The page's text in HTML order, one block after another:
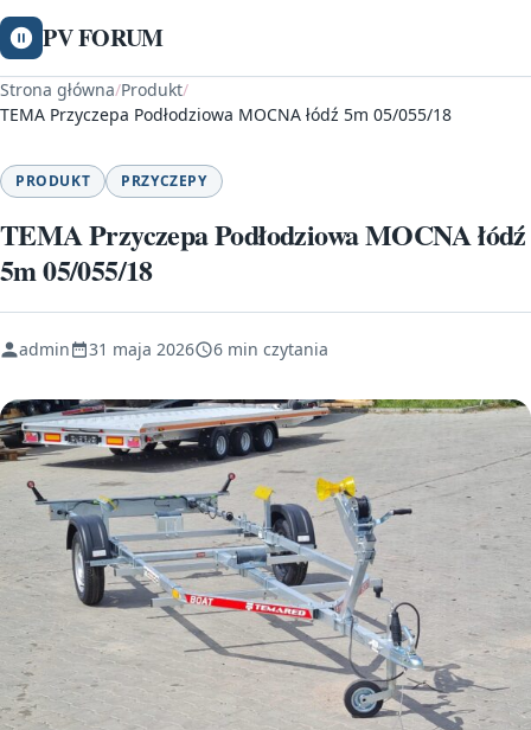
PV FORUM
Strona główna/Produkt/
TEMA Przyczepa Podłodziowa MOCNA łódź 5m 05/055/18
PRODUKT PRZYCZEPY
TEMA Przyczepa Podłodziowa MOCNA łódź
5m 05/055/18
admin 31 maja 2026 6 min czytania